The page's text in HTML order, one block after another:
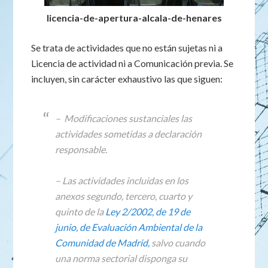
licencia-de-apertura-alcala-de-henares
Se trata de actividades que no están sujetas ni a
Licencia de actividad ni a Comunicación previa. Se
incluyen, sin carácter exhaustivo las que siguen:
– Modificaciones sustanciales las
actividades sometidas a declaración
responsable.
– Las actividades incluidas en los
anexos segundo, tercero, cuarto y
quinto de laLey 2/2002, de 19 de
junio, de Evaluación Ambiental de la
Comunidad de Madrid, salvo cuando
una norma sectorial disponga su